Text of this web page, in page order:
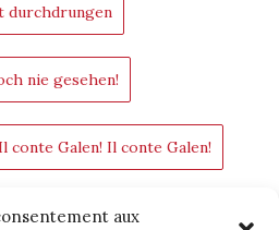
aux
durchdrungen
nie gesehen!
conte Galen! Il conte Galen!